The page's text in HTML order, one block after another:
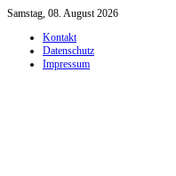
Samstag, 08. August 2026
Kontakt
Datenschutz
Impressum